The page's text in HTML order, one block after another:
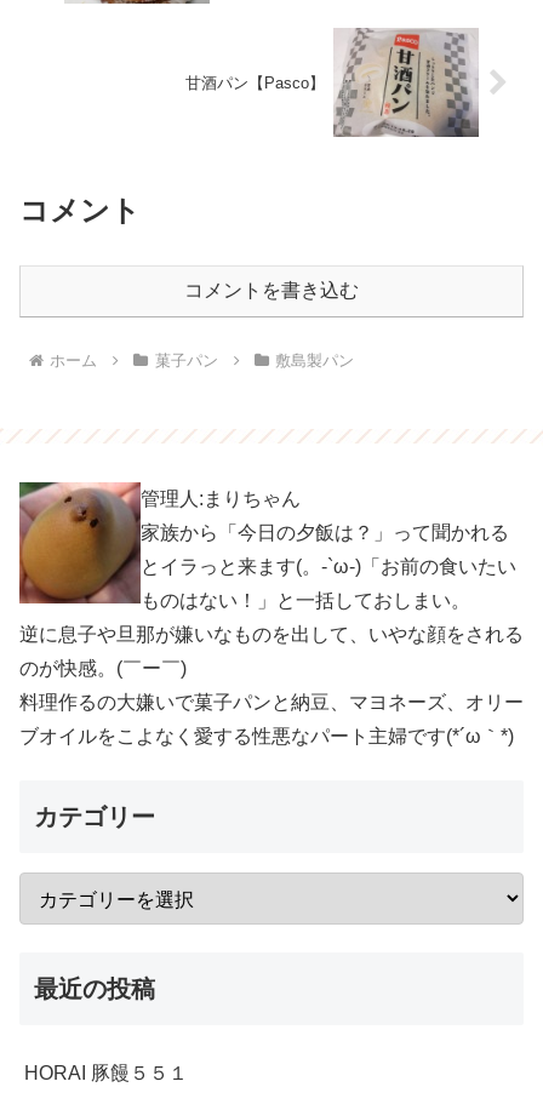
甘酒パン【Pasco】
コメント
コメントを書き込む
ホーム 菓子パン 敷島製パン
管理人:まりちゃん
家族から「今日の夕飯は？」って聞かれる
とイラっと来ます(。-`ω-)「お前の食いたい
ものはない！」と一括しておしまい。
逆に息子や旦那が嫌いなものを出して、いやな顔をされる
のが快感。(￣ー￣)
料理作るの大嫌いで菓子パンと納豆、マヨネーズ、オリー
ブオイルをこよなく愛する性悪なパート主婦です(*´ω｀*)
カテゴリー
最近の投稿
HORAI 豚饅５５１